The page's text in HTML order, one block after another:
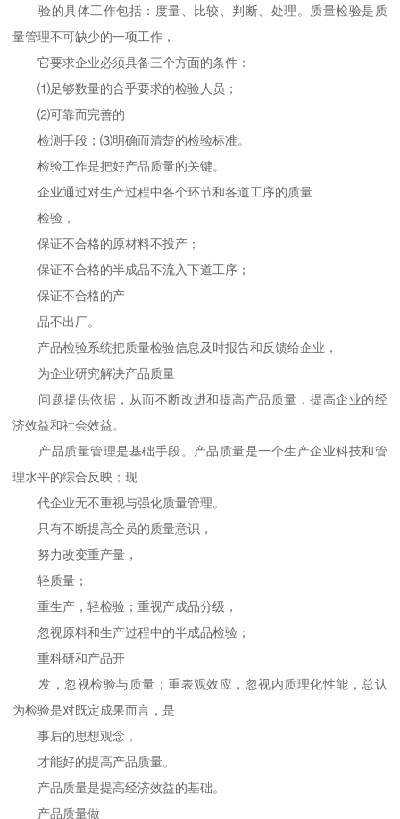
验的具体工作包括：度量、比较、判断、处理。质量检验是质
量管理不可缺少的一项工作，
它要求企业必须具备三个方面的条件：
⑴足够数量的合乎要求的检验人员；
⑵可靠而完善的
检测手段；⑶明确而清楚的检验标准。
检验工作是把好产品质量的关键。
企业通过对生产过程中各个环节和各道工序的质量
检验，
保证不合格的原材料不投产；
保证不合格的半成品不流入下道工序；
保证不合格的产
品不出厂。
产品检验系统把质量检验信息及时报告和反馈给企业，
为企业研究解决产品质量
问题提供依据，从而不断改进和提高产品质量，提高企业的经
济效益和社会效益。
产品质量管理是基础手段。产品质量是一个生产企业科技和管
理水平的综合反映；现
代企业无不重视与强化质量管理。
只有不断提高全员的质量意识，
努力改变重产量，
轻质量；
重生产，轻检验；重视产成品分级，
忽视原料和生产过程中的半成品检验；
重科研和产品开
发，忽视检验与质量；重表观效应，忽视内质理化性能，总认
为检验是对既定成果而言，是
事后的思想观念，
才能好的提高产品质量。
产品质量是提高经济效益的基础。
产品质量做